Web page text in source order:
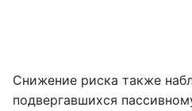
Снижение риска также
подвергавшихся